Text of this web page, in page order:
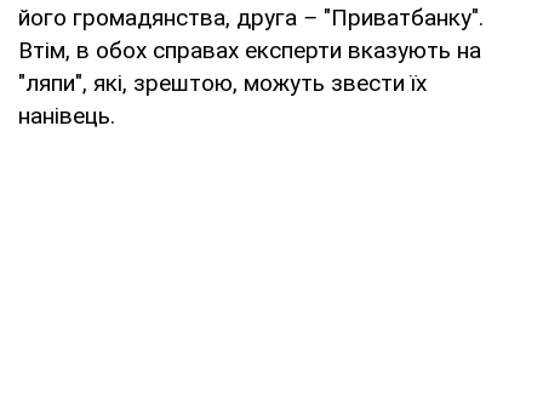
його громадянства, друга – "Приватбанку".
Втім, в обох справах експерти вказують на
"ляпи", які, зрештою, можуть звести їх
нанівець.